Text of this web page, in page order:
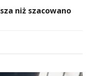
niż szacowano